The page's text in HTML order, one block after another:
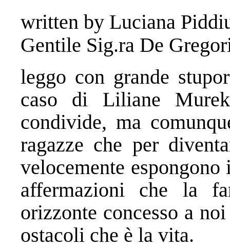
written by Luciana
Gentile Sig.ra De
leggo con grande
caso di Liliane
condivide, ma
ragazze che per
velocemente
affermazioni che la
orizzonte concesso a
ostacoli che è la vita.